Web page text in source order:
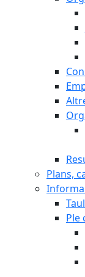
Plans,
Ple